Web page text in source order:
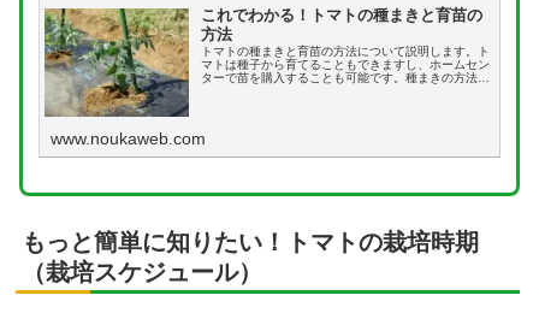
これでわかる！トマトの種まきと育苗の
方法
トマトの種まきと育苗の方法について説明します。ト
マトは種子から育てることもできますし、ホームセン
ターで苗を購入することも可能です。種まきの方法は
www.noukaweb.com
もっと簡単に知りたい！トマトの栽培時期
（栽培スケジュール）